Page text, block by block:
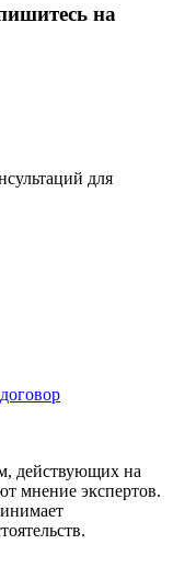
на
для
действующих на
мнение экспертов.